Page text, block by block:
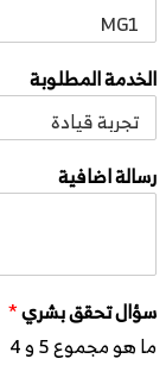
الخدمة المطلوبة
رسالة اضافية
سؤال تحقق بشري*
ما هو مجموع 5 و 4